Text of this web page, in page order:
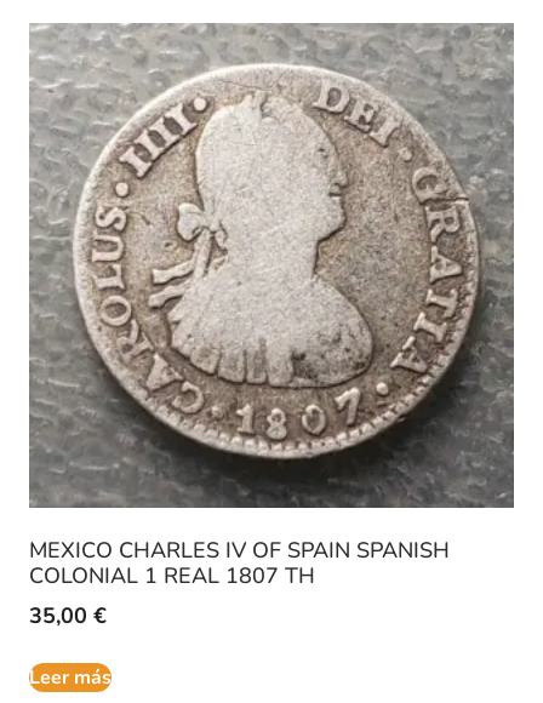
MEXICO CHARLES IV OF SPAIN SPANISH
COLONIAL 1 REAL 1807 TH
35,00 €
Leer más